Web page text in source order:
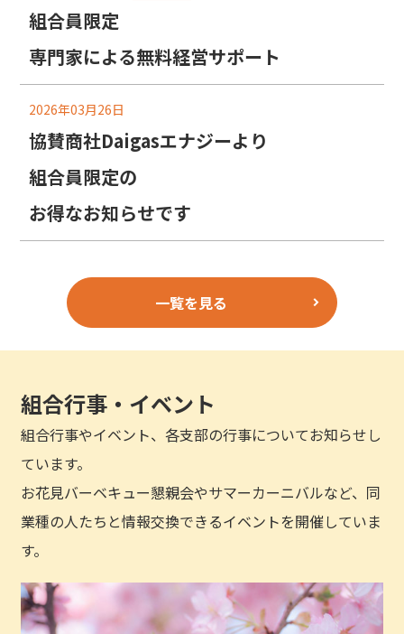
組合員限定
専門家による無料経営サポート
2026年03月26日
協賛商社Daigasエナジーより
組合員限定の
お得なお知らせです
一覧を見る
組合行事・イベント
組合行事やイベント、各支部の行事についてお知らせし
ています。
お花見バーベキュー懇親会やサマーカーニバルなど、同
業種の人たちと情報交換できるイベントを開催していま
す。